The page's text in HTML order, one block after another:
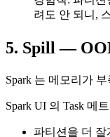
려도 안 되니,
5. Spill —
Spark 는 메모리가
Spark UI 의 Task 메
파티션을 더 잘